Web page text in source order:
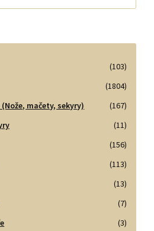
(103)
(1804)
mačety, sekyry)
(167)
(11)
(156)
(113)
(13)
(7)
(3)